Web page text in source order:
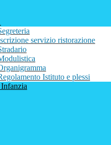
servizio ristorazione
Istituto e plessi